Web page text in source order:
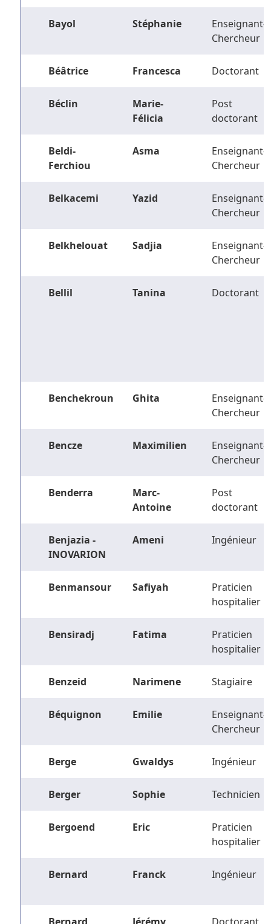
Bayol Stéphanie
Enseignant-
Chercheur
Béâtrice Francesca Doctorant
Béclin
Marie-
Félicia
Post
doctorant
Beldi-
Ferchiou
Asma
Enseignant-
Chercheur
Belkacemi Yazid
Enseignant-
Chercheur
Belkhelouat Sadjia
Enseignant-
Chercheur
Bellil Tanina Doctorant
Benchekroun Ghita
Enseignant-
Chercheur
Bencze Maximilien
Enseignant-
Chercheur
Benderra
Marc-
Antoine
Post
doctorant
Benjazia -
INOVARION
Ameni Ingénieur
Benmansour Safiyah
Praticien
hospitalier
Bensiradj Fatima
Praticien
hospitalier
Benzeid Narimene Stagiaire
Béquignon Emilie
Enseignant-
Chercheur
Berge Gwaldys Ingénieur
Berger Sophie Technicien
Bergoend Eric
Praticien
hospitalier
Bernard Franck Ingénieur